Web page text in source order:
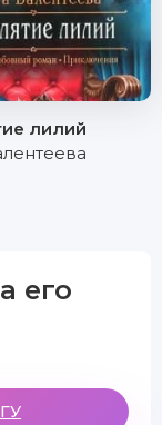
лилий
его